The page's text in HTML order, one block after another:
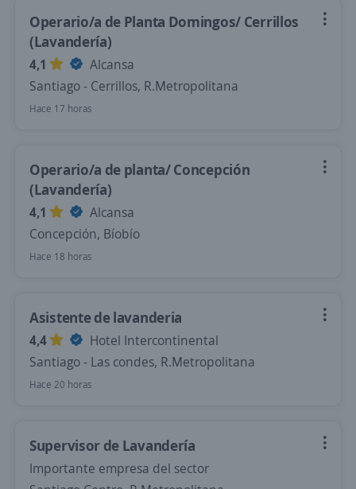
Operario/a de Planta Domingos/ Cerrillos
(Lavandería)
4,1
Alcansa
Santiago - Cerrillos, R.Metropolitana
Hace 17 horas
Operario/a de planta/ Concepción
(Lavandería)
4,1
Alcansa
Concepción, Bíobío
Hace 18 horas
Asistente de lavanderia
4,4
Hotel Intercontinental
Santiago - Las condes, R.Metropolitana
Hace 20 horas
Supervisor de Lavandería
Importante empresa del sector